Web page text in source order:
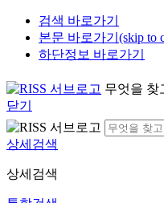
검색 바로가기
본문 바로가기(skip to
하단정보 바로가기
무엇을 찾
닫기
상세검색
상세검색